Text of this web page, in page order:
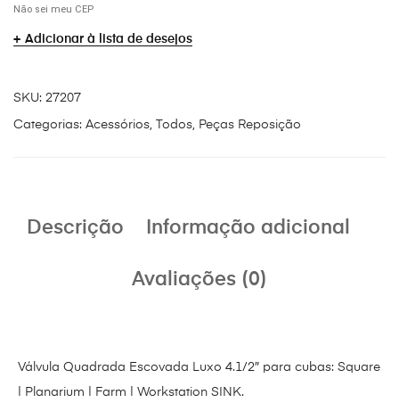
Não sei meu CEP
Adicionar à lista de desejos
SKU: 27207
Categorias: Acessórios Todos Peças Reposição
Descrição Informação adicional
Avaliações (0)
Válvula Quadrada Escovada Luxo 4.1/2″ para cubas: Square
| Planarium | Farm | Workstation SINK.